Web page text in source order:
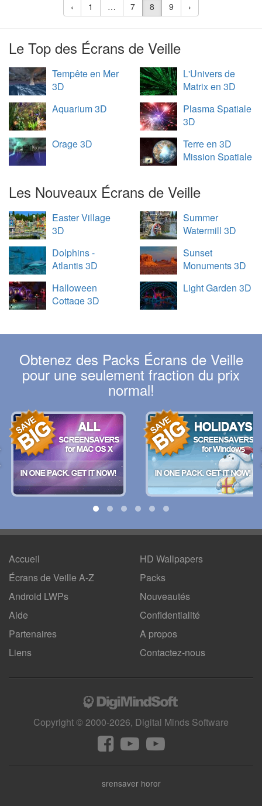
‹ 1 … 7 8 9 ›
Le Top des Écrans de Veille
Tempête en Mer
3D
L'Univers de
Matrix en 3D
Aquarium 3D
Plasma Spatiale
3D
Orage 3D
Terre en 3D
Mission Spatiale
Les Nouveaux Écrans de Veille
Easter Village
3D
Summer
Watermill 3D
Dolphins -
Atlantis 3D
Sunset
Monuments 3D
Halloween
Cottage 3D
Light Garden 3D
Obtenez des Packs Écrans de Veille
pour une seulement fraction du prix
normal!
Accueil
Écrans de Veille A-Z
Android LWPs
HD Wallpapers
Packs
Nouveautés
Aide
Partenaires
Liens
Confidentialité
A propos
Contactez-nous
Copyright © 2000-2026, Digital Minds Software
srensaver horor